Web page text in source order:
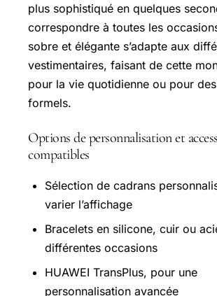
plus sophistiqué en quelques
correspondre à toutes les
sobre et élégante s’adapte aux
vestimentaires, faisant de cette
pour la vie quotidienne ou pour
formels.
Options de personnalisation et
compatibles
Sélection de cadrans
varier l’affichage
Bracelets en silicone, cuir ou
différentes occasions
HUAWEI TransPlus, pour une
personnalisation avancée